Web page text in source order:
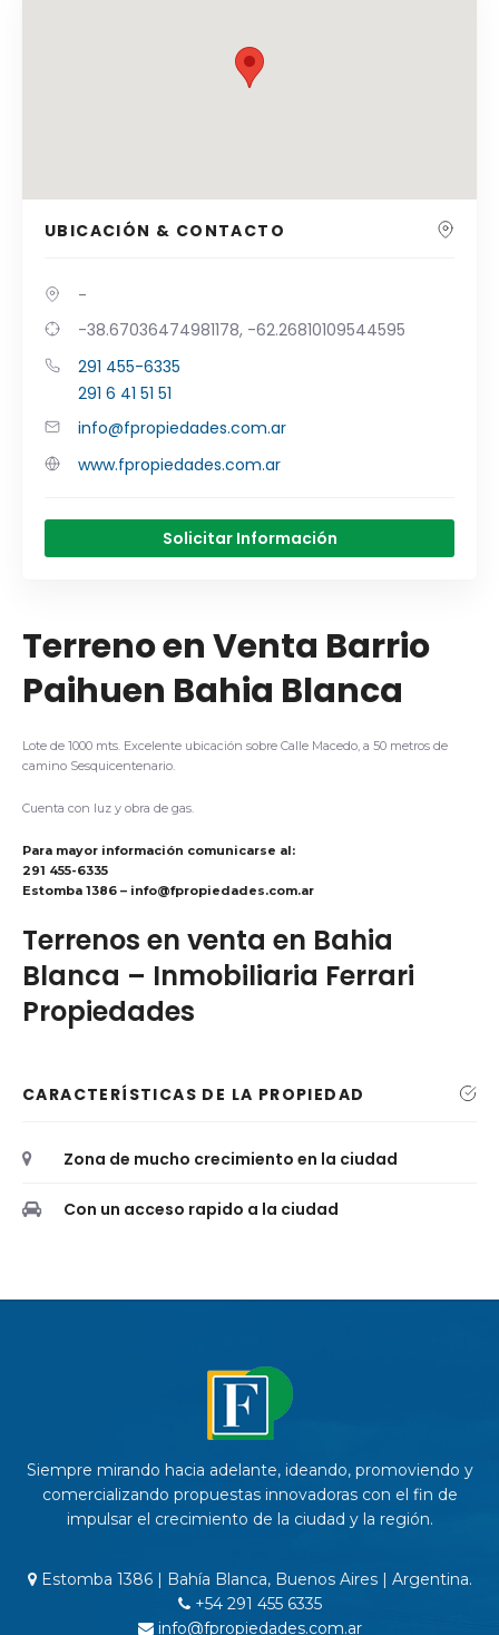
UBICACIÓN & CONTACTO
-
-38.67036474981178, -62.26810109544595
291 455-6335
291 6 41 51 51
info@fpropiedades.com.ar
www.fpropiedades.com.ar
Solicitar Información
Terreno en Venta Barrio
Paihuen Bahia Blanca
Lote de 1000 mts. Excelente ubicación sobre Calle Macedo, a 50 metros de
camino Sesquicentenario.
Cuenta con luz y obra de gas.
Para mayor información comunicarse al:
291 455-6335
Estomba 1386 – info@fpropiedades.com.ar
Terrenos en venta en Bahia
Blanca – Inmobiliaria Ferrari
Propiedades
CARACTERÍSTICAS DE LA PROPIEDAD
Zona de mucho crecimiento en la ciudad
Con un acceso rapido a la ciudad
Siempre mirando hacia adelante, ideando, promoviendo y
comercializando propuestas innovadoras con el fin de
impulsar el crecimiento de la ciudad y la región.
Estomba 1386 | Bahía Blanca, Buenos Aires | Argentina.
+54 291 455 6335
info@fpropiedades.com.ar